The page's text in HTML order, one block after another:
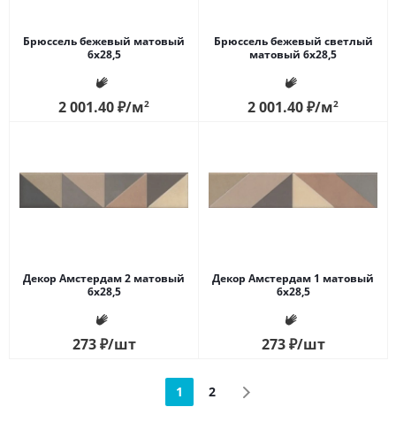
Брюссель бежевый матовый
6х28,5
2 001.40₽/м2
Брюссель бежевый светлый
матовый 6х28,5
2 001.40₽/м2
Декор Амстердам 2 матовый
6х28,5
273₽/шт
Декор Амстердам 1 матовый
6х28,5
273₽/шт
1 2